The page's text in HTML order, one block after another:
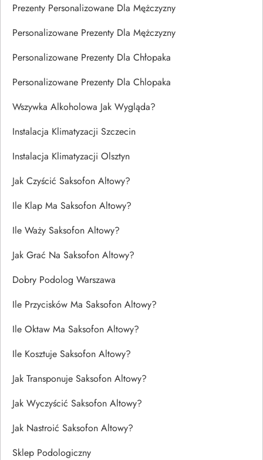
Prezenty Personalizowane Dla Mężczyzny
Personalizowane Prezenty Dla Mężczyzny
Personalizowane Prezenty Dla Chłopaka
Personalizowane Prezenty Dla Chlopaka
Wszywka Alkoholowa Jak Wygląda?
Instalacja Klimatyzacji Szczecin
Instalacja Klimatyzacji Olsztyn
Jak Czyścić Saksofon Altowy?
Ile Klap Ma Saksofon Altowy?
Ile Waży Saksofon Altowy?
Jak Grać Na Saksofon Altowy?
Dobry Podolog Warszawa
Ile Przycisków Ma Saksofon Altowy?
Ile Oktaw Ma Saksofon Altowy?
Ile Kosztuje Saksofon Altowy?
Jak Transponuje Saksofon Altowy?
Jak Wyczyścić Saksofon Altowy?
Jak Nastroić Saksofon Altowy?
Sklep Podologiczny